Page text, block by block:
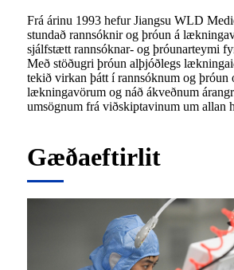
Frá árinu 1993 hefur Jiangsu WLD
stundað rannsóknir og þróun á
sjálfstætt rannsóknar- og þróunarteymi
Með stöðugri þróun alþjóðlegs
tekið virkan þátt í rannsóknum og þróun
lækningavörum og náð ákveðnum
umsögnum frá viðskiptavinum um allan
Gæðaeftirlit